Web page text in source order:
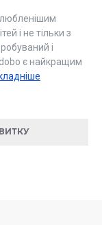
і не тільки з
і
є найкращим